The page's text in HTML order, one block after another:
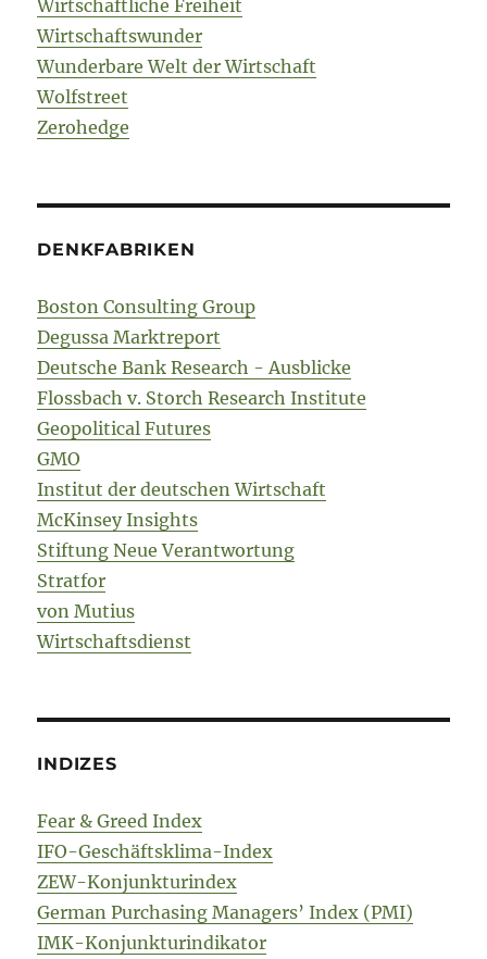
Wirtschaftliche Freiheit
Wirtschaftswunder
Wunderbare Welt der Wirtschaft
Wolfstreet
Zerohedge
DENKFABRIKEN
Boston Consulting Group
Degussa Marktreport
Deutsche Bank Research - Ausblicke
Flossbach v. Storch Research Institute
Geopolitical Futures
GMO
Institut der deutschen Wirtschaft
McKinsey Insights
Stiftung Neue Verantwortung
Stratfor
von Mutius
Wirtschaftsdienst
INDIZES
Fear & Greed Index
IFO-Geschäftsklima-Index
ZEW-Konjunkturindex
German Purchasing Managers’ Index (PMI)
IMK-Konjunkturindikator